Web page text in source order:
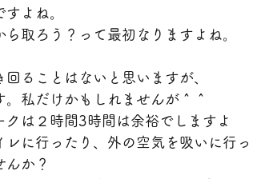
よね。
取ろう？って最初なりますよね。
ることはないと思いますが、
私だけかもしれませんが＾＾
は２時間3時間は余裕でしますよ
に行ったり、外の空気を吸いに行っ
か？